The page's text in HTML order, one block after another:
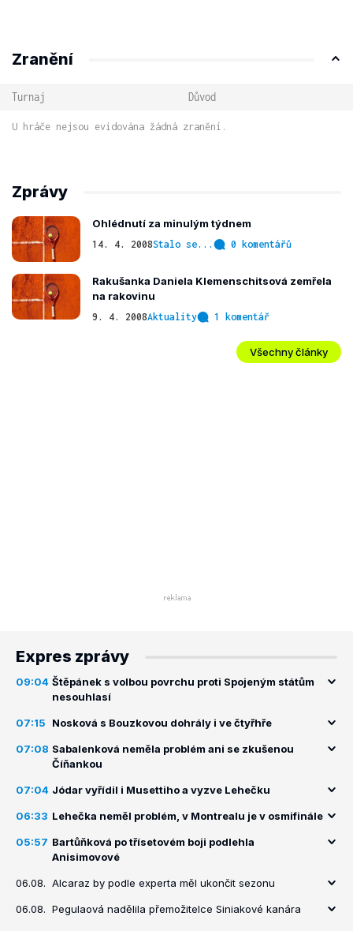
Zranění
Turnaj Důvod
U hráče nejsou evidována žádná zranění.
Zprávy
Ohlédnutí za minulým týdnem
14. 4. 2008Stalo se... 0 komentářů
Rakušanka Daniela Klemenschitsová zemřela
na rakovinu
9. 4. 2008Aktuality 1 komentář
Všechny články
Expres zprávy
09:04 Štěpánek s volbou povrchu proti Spojeným státům
nesouhlasí
07:15 Nosková s Bouzkovou dohrály i ve čtyřhře
07:08 Sabalenková neměla problém ani se zkušenou
Číňankou
07:04 Jódar vyřídil i Musettiho a vyzve Lehečku
06:33 Lehečka neměl problém, v Montrealu je v osmifinále
05:57 Bartůňková po třísetovém boji podlehla
Anisimovové
06.08. Alcaraz by podle experta měl ukončit sezonu
06.08. Pegulaová nadělila přemožitelce Siniakové kanára